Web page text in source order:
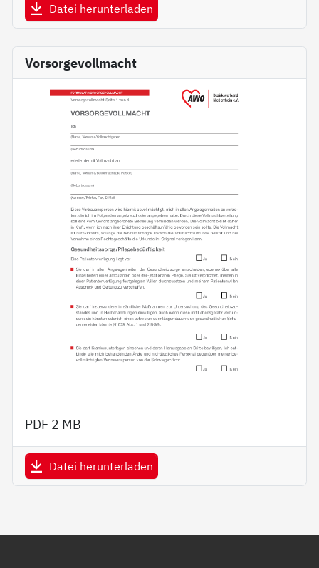
Datei herunterladen
Vorsorgevollmacht
PDF 2 MB
Datei herunterladen